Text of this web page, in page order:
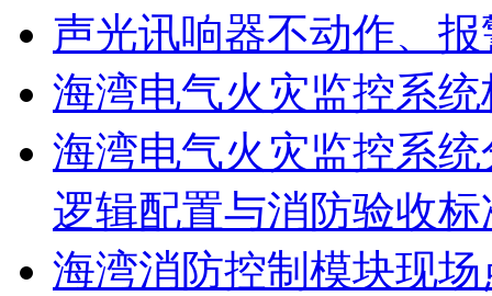
声光讯响器不动作、
海湾电气火灾监控系
海湾电气火灾监控系
逻辑配置与消防验收标
海湾消防控制模块现